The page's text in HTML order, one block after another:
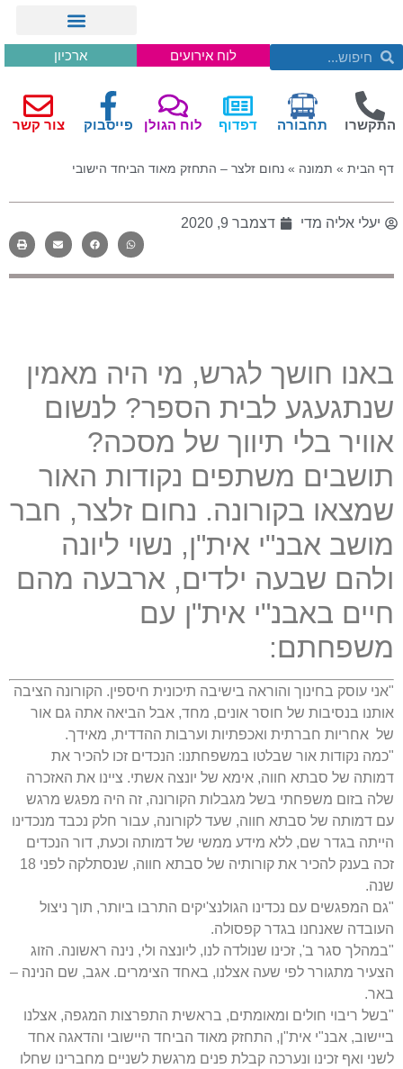
לוח אירועים ארכיון
התקשרו תחבורה דפדוף לוח הגולן פייסבוק צור קשר
דף הבית » תמונה » נחום זלצר – התחזק מאוד הביחד הישובי
יעלי אליה מדי דצמבר 9, 2020
באנו חושך לגרש, מי היה מאמין
שנתגעגע לבית הספר? לנשום
אוויר בלי תיווך של מסכה?
תושבים משתפים נקודות האור
שמצאו בקורונה. נחום זלצר, חבר
מושב אבנ"י אית"ן, נשוי ליונה
ולהם שבעה ילדים, ארבעה מהם
חיים באבנ"י אית"ן עם
משפחתם:
"אני עוסק בחינוך והוראה בישיבה תיכונית חיספין. הקורונה הציבה
אותנו בנסיבות של חוסר אונים, מחד, אבל הביאה אתה גם אור
של אחריות חברתית ואכפתיות וערבות ההדדית, מאידך.
"כמה נקודות אור שבלטו במשפחתנו: הנכדים זכו להכיר את
דמותה של סבתא חווה, אימא של יונצה אשתי. ציינו את האזכרה
שלה בזום משפחתי בשל מגבלות הקורונה, זה היה מפגש מרגש
עם דמותה של סבתא חווה, שעד לקורונה, עבור חלק נכבד מנכדינו
הייתה בגדר שם, ללא מידע ממשי של דמותה וכעת, דור הנכדים
זכה בענק להכיר את קורותיה של סבתא חווה, שנסתלקה לפני 18
שנה.
"גם המפגשים עם נכדינו הגולנצ'יקים התרבו ביותר, תוך ניצול
העובדה שאנחנו בגדר קפסולה.
"במהלך סגר ב', זכינו שנולדה לנו, ליונצה ולי, נינה ראשונה. הזוג
הצעיר מתגורר לפי שעה אצלנו, באחד הצימרים. אגב, שם הנינה –
באר.
"בשל ריבוי חולים ומאומתים, בראשית התפרצות המגפה, אצלנו
ביישוב, אבנ"י אית"ן, התחזק מאוד הביחד היישובי והדאגה אחד
לשני ואף זכינו ונערכה קבלת פנים מרגשת לשניים מחברינו שחלו